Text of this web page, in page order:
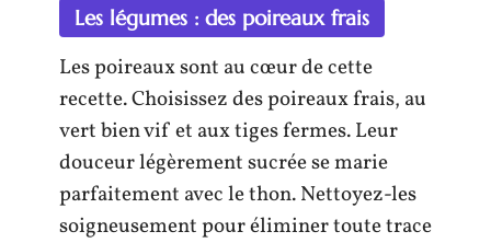
Les légumes : des poireaux frais
Les poireaux sont au cœur de cette
recette. Choisissez des poireaux frais, au
vert bien vif et aux tiges fermes. Leur
douceur légèrement sucrée se marie
parfaitement avec le thon. Nettoyez-les
soigneusement pour éliminer toute trace